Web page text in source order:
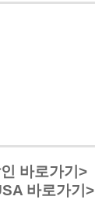
바로가기>
바로가기>